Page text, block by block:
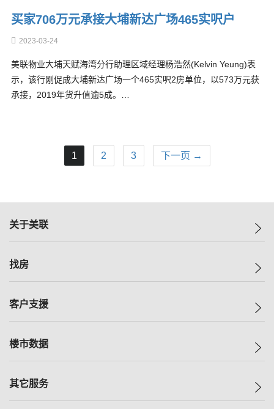
买家706万元承接大埔新达广场465实呎户
2023-03-24
美联物业大埔天赋海湾分行助理区域经理杨浩然(Kelvin Yeung)表
示，该行刚促成大埔新达广场一个465实呎2房单位，以573万元获
承接，2019年货升值逾5成。…
1 2 3 下一页 →
关于美联
美联集团
人才招募
找房
一手新房
减价
美联豪宅
独家楼盘
客户支援
自助放盘
查询热线
楼市数据
指数
其它服务